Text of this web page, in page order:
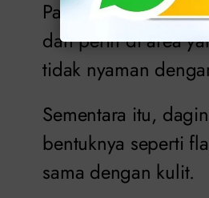
Pada beberapa
dan perih di area
tidak nyaman
Sementara itu,
bentuknya seperti
sama dengan kulit.